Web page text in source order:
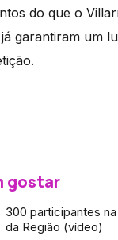
do que o
garantiram um
gostar
300 participantes
da Região (vídeo)